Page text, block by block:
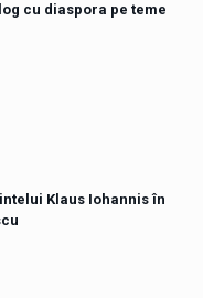
cu diaspora pe teme
Klaus Iohannis în